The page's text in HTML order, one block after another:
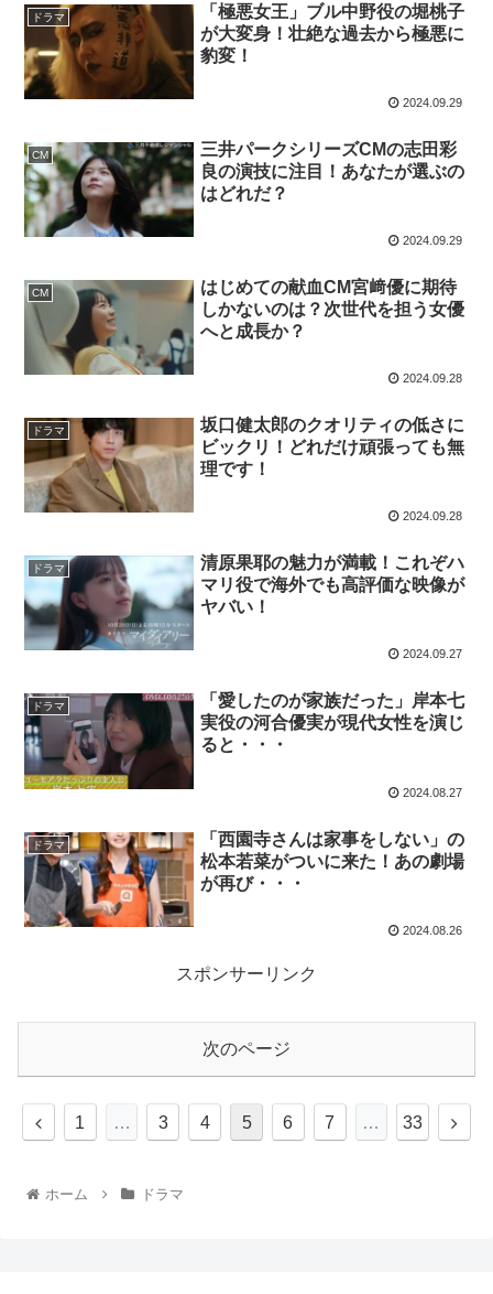
ドラマ
「極悪女王」ブル中野役の堀桃子
が大変身！壮絶な過去から極悪に
豹変！
2024.09.29
CM
三井パークシリーズCMの志田彩
良の演技に注目！あなたが選ぶの
はどれだ？
2024.09.29
CM
はじめての献血CM宮﨑優に期待
しかないのは？次世代を担う女優
へと成長か？
2024.09.28
ドラマ
坂口健太郎のクオリティの低さに
ビックリ！どれだけ頑張っても無
理です！
2024.09.28
ドラマ
清原果耶の魅力が満載！これぞハ
マリ役で海外でも高評価な映像が
ヤバい！
2024.09.27
ドラマ
「愛したのが家族だった」岸本七
実役の河合優実が現代女性を演じ
ると・・・
2024.08.27
ドラマ
「西園寺さんは家事をしない」の
松本若菜がついに来た！あの劇場
が再び・・・
2024.08.26
スポンサーリンク
次のページ
1 … 3 4 5 6 7 … 33
ホーム ドラマ